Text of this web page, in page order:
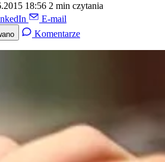
18:56 2 min czytania
E-mail
Komentarze